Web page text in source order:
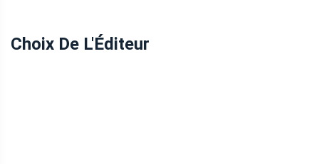
Choix De L'Éditeur